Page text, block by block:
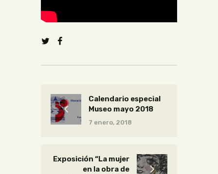
Calendario especial
Museo mayo 2018
7 enero, 2018
Exposición “La mujer
en la obra de